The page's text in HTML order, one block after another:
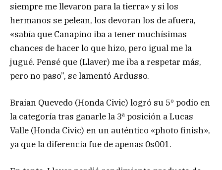
siempre me llevaron para la tierra» y si los
hermanos se pelean, los devoran los de afuera,
«sabía que Canapino iba a tener muchísimas
chances de hacer lo que hizo, pero igual me la
jugué. Pensé que (Llaver) me iba a respetar más,
pero no paso”, se lamentó Ardusso.
Braian Quevedo (Honda Civic) logró su 5º podio en
la categoría tras ganarle la 3ª posición a Lucas
Valle (Honda Civic) en un auténtico «photo finish»,
ya que la diferencia fue de apenas 0s001.